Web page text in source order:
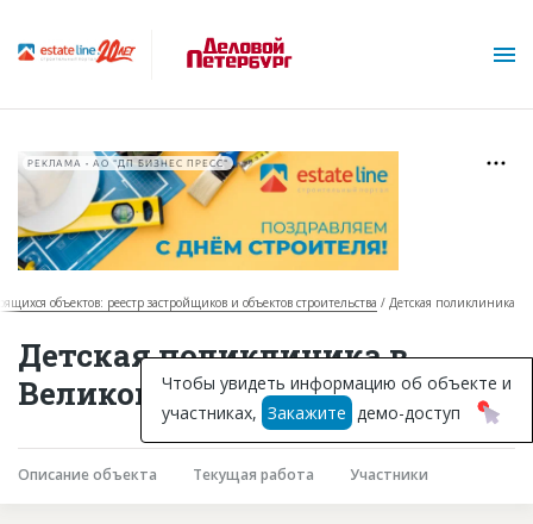
Горячие объекты
База строящихся объектов
Инвестпроекты
Глоссарий
РЕКЛАМА • АО "ДП БИЗНЕС ПРЕСС"
объектов: реестр застройщиков и объектов строительства Детская поликлиника
Детская поликлиника в
Великом Новгороде
Описание объекта Текущая работа Участники
Чтобы увидеть информацию об объекте и
участниках, Закажите демо-доступ